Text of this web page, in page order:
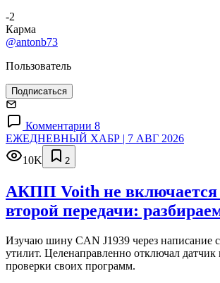
-2
Карма
@antonb73
Пользователь
Подписаться
Комментарии 8
ЕЖЕДНЕВНЫЙ ХАБР | 7 АВГ 2026
10K
2
АКПП Voith не
второй передачи:
Изучаю шину CAN J1939 через написание
утилит. Целенаправленно отключал датчик
проверки своих программ.